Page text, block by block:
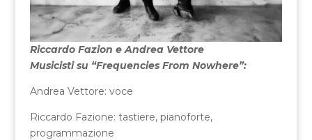
Riccardo Fazion e Andrea Vettore
Musicisti su “Frequencies From Nowhere”:
Andrea Vettore: voce
Riccardo Fazione: tastiere, pianoforte,
programmazione